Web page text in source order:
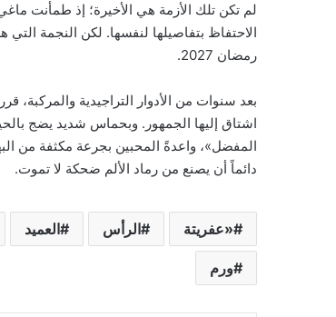
لم تكن تلك الأزمة هي الأخيرة؛ إذ طمأنت
الاحتفاظ بتفاصيلها لنفسها. لكن النجمة
رمضان 2027.
بعد سنوات من الأدوار التراجيدية والمركبة،
اشتاق إليها الجمهور. وبحماس شديد يضج
المفضل»، واعدةً المحبين بجرعة مكثفة من
دائماً أن يصنع من رماد الألم ضحكة لا تموت.
«عفريتة الرأس العميد
ورم